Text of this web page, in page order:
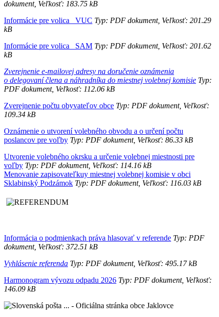
dokument, Veľkosť: 183.75 kB
Informácie pre volica _VUC Typ: PDF dokument, Veľkosť: 201.29
kB
Informácie pre volica _SAM Typ: PDF dokument, Veľkosť: 201.62
kB
Zverejnenie e-mailovej adresy na doručenie oznámenia
o delegovaní člena a náhradníka do miestnej volebnej komisie Typ:
PDF dokument, Veľkosť: 112.06 kB
Zverejnenie počtu obyvateľov obce Typ: PDF dokument, Veľkosť:
109.34 kB
Oznámenie o utvorení volebného obvodu a o určení počtu
poslancov pre voľby Typ: PDF dokument, Veľkosť: 86.33 kB
Utvorenie volebného okrsku a určenie volebnej miestnosti pre
voľby Typ: PDF dokument, Veľkosť: 114.16 kB
Menovanie zapisovateľkuy miestnej volebnej komisie v obci
Sklabinský Podzámok Typ: PDF dokument, Veľkosť: 116.03 kB
Informácia o podmienkach práva hlasovať v referende Typ: PDF
dokument, Veľkosť: 372.51 kB
Vyhlásenie referenda Typ: PDF dokument, Veľkosť: 495.17 kB
Harmonogram vývozu odpadu 2026 Typ: PDF dokument, Veľkosť:
146.09 kB